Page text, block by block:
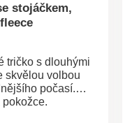
stojáčkem,
tričko s dlouhými
skvělou volbou
počasí.